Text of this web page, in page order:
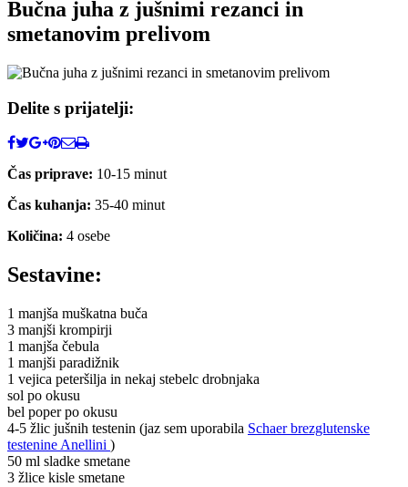
Bučna juha z jušnimi rezanci in
smetanovim prelivom
Delite s prijatelji:
Čas priprave: 10-15 minut
Čas kuhanja: 35-40 minut
Količina: 4 osebe
Sestavine:
1 manjša muškatna buča
3 manjši krompirji
1 manjša čebula
1 manjši paradižnik
1 vejica peteršilja in nekaj stebelc drobnjaka
sol po okusu
bel poper po okusu
4-5 žlic jušnih testenin (jaz sem uporabila Schaer brezglutenske
testenine Anellini )
50 ml sladke smetane
3 žlice kisle smetane